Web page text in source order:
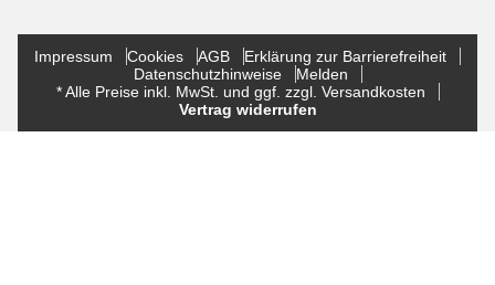
Impressum Cookies AGB
Erklärung zur Barrierefreiheit
Datenschutzhinweise
Melden
* Alle Preise inkl. MwSt. und ggf. zzgl. Versandkosten
Vertrag widerrufen